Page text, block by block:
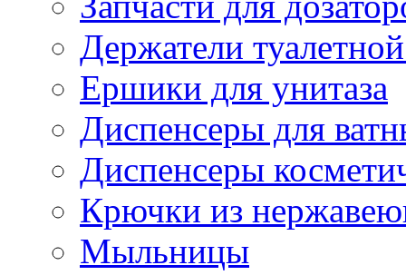
Держатели
Ершики для унитаза
Диспенсеры для
Диспенсеры
Крючки из
Мыльницы